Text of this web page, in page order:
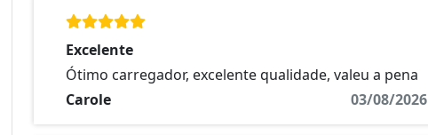
Excelente
Ótimo carregador, excelente qualidade, valeu a pena
Carole
03/08/2026